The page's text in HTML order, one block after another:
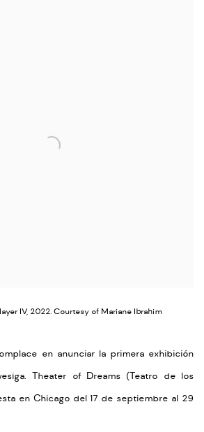
IV, 2022. Courtesy of Mariane Ibrahim
en anunciar la primera exhibición
Theater of Dreams (Teatro de los
en Chicago del 17 de septiembre al 29